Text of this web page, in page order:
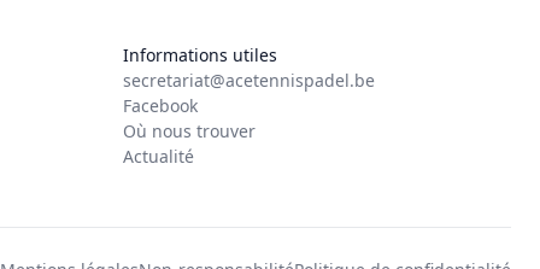
Informations utiles
secretariat@acetennispadel.be
Facebook
Où nous trouver
Actualité